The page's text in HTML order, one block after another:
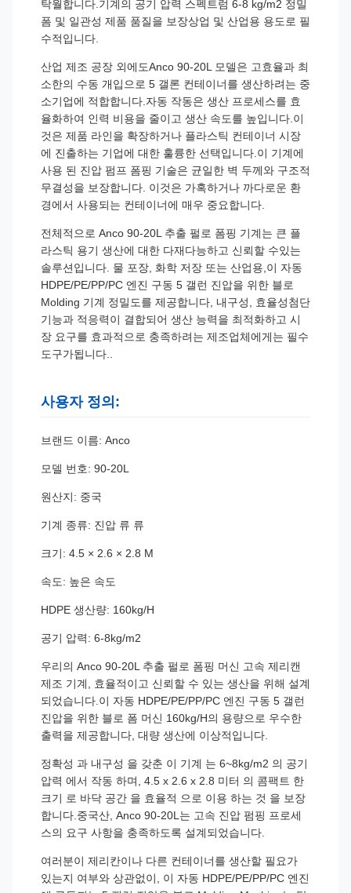
탁월합니다.기계의 공기 압력 스펙트럼 6-8 kg/m2 정밀
폼 및 일관성 제품 품질을 보장상업 및 산업용 용도로 필
수적입니다.
산업 제조 공장 외에도Anco 90-20L 모델은 고효율과 최
소한의 수동 개입으로 5 갤론 컨테이너를 생산하려는 중
소기업에 적합합니다.자동 작동은 생산 프로세스를 효
율화하여 인력 비용을 줄이고 생산 속도를 높입니다.이
것은 제품 라인을 확장하거나 플라스틱 컨테이너 시장
에 진출하는 기업에 대한 훌륭한 선택입니다.이 기계에
사용 된 진압 펌프 폼핑 기술은 균일한 벽 두께와 구조적
무결성을 보장합니다. 이것은 가혹하거나 까다로운 환
경에서 사용되는 컨테이너에 매우 중요합니다.
전체적으로 Anco 90-20L 추출 펄로 폼핑 기계는 큰 플
라스틱 용기 생산에 대한 다재다능하고 신뢰할 수있는
솔루션입니다. 물 포장, 화학 저장 또는 산업용,이 자동
HDPE/PE/PP/PC 엔진 구동 5 갤런 진압을 위한 블로
Molding 기계 정밀도를 제공합니다, 내구성, 효율성첨단
기능과 적응력이 결합되어 생산 능력을 최적화하고 시
장 요구를 효과적으로 충족하려는 제조업체에게는 필수
도구가됩니다..
사용자 정의:
브랜드 이름: Anco
모델 번호: 90-20L
원산지: 중국
기계 종류: 진압 류 류
크기: 4.5 × 2.6 × 2.8 M
속도: 높은 속도
HDPE 생산량: 160kg/H
공기 압력: 6-8kg/m2
우리의 Anco 90-20L 추출 펄로 폼핑 머신 고속 제리캔
제조 기계, 효율적이고 신뢰할 수 있는 생산을 위해 설계
되었습니다.이 자동 HDPE/PE/PP/PC 엔진 구동 5 갤런
진압을 위한 블로 폼 머신 160kg/H의 용량으로 우수한
출력을 제공합니다, 대량 생산에 이상적입니다.
정확성 과 내구성 을 갖춘 이 기계 는 6~8kg/m2 의 공기
압력 에서 작동 하며, 4.5 x 2.6 x 2.8 미터 의 콤팩트 한
크기 로 바닥 공간 을 효율적 으로 이용 하는 것 을 보장
합니다.중국산, Anco 90-20L는 고속 진압 펌핑 프로세
스의 요구 사항을 충족하도록 설계되었습니다.
여러분이 제리칸이나 다른 컨테이너를 생산할 필요가
있는지 여부와 상관없이, 이 자동 HDPE/PE/PP/PC 엔진